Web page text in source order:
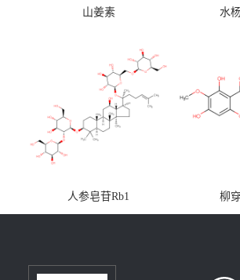
山姜素 水
人参皂苷Rb1 柳